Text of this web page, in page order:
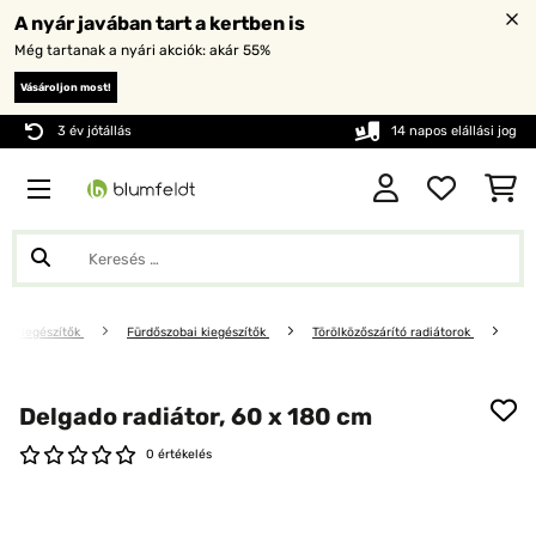
A nyár javában tart a kertben is
Még tartanak a nyári akciók: akár 55%
Vásároljon most!
3 év jótállás 14 napos elállási jog
kiegészítők Fürdőszobai kiegészítők Törölközőszárító radiátorok
Delgado radiátor, 60 x 180 cm
0 értékelés